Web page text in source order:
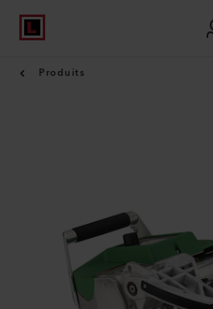
Produits